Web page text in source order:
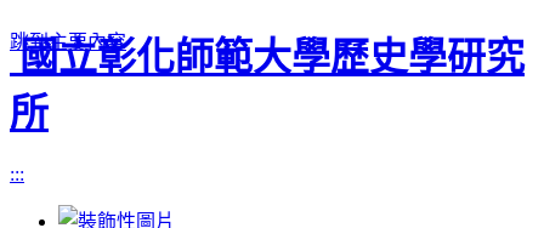
跳到主要內容
國立彰化師範大學歷史學研究
所
:::